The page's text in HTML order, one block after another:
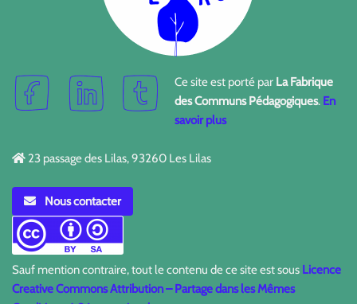
Ce site est porté par La Fabrique
des Communs Pédagogiques. En
savoir plus
23 passage des Lilas, 93260 Les Lilas
Nous contacter
Sauf mention contraire, tout le contenu de ce site est sous Licence
Creative Commons Attribution – Partage dans les Mêmes